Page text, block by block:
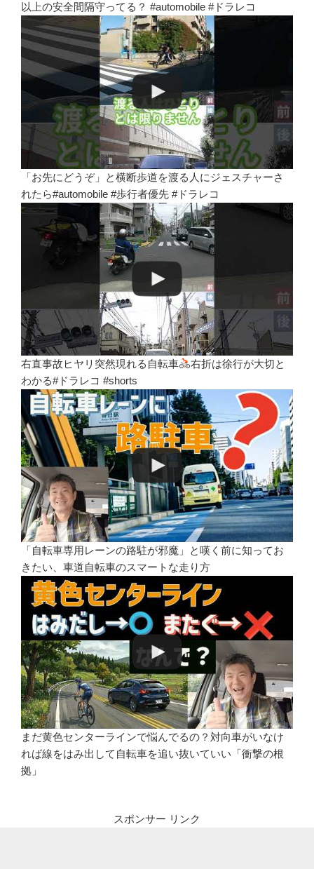
以上の安全間隔守ってる？ #automobile #ドラレコ
「お先にどうぞ」と横断歩道を渡る人にジェスチャーさ
れたら#automobile #歩行者優先 #ドラレコ
右直事故ヒヤリ突然現れる自転車
右折は徐行が大切と
わかる#ドラレコ #shorts
「自転車専用レーンの路駐が邪魔」と嘆く前に知ってお
きたい、車道自転車のスマートな走り方
まだ黄色センターラインで悩んでるの？対向車がいなけ
れば線をはみ出して自転車を追い抜いていい「衝撃の根
拠」
スポンサー リンク